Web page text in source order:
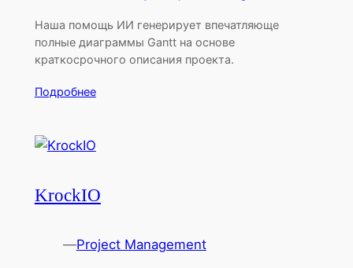
Наша помощь ИИ генерирует впечатляюще
полные диаграммы Gantt на основе
краткосрочного описания проекта.
Подробнее
KrockIO
—Project Management